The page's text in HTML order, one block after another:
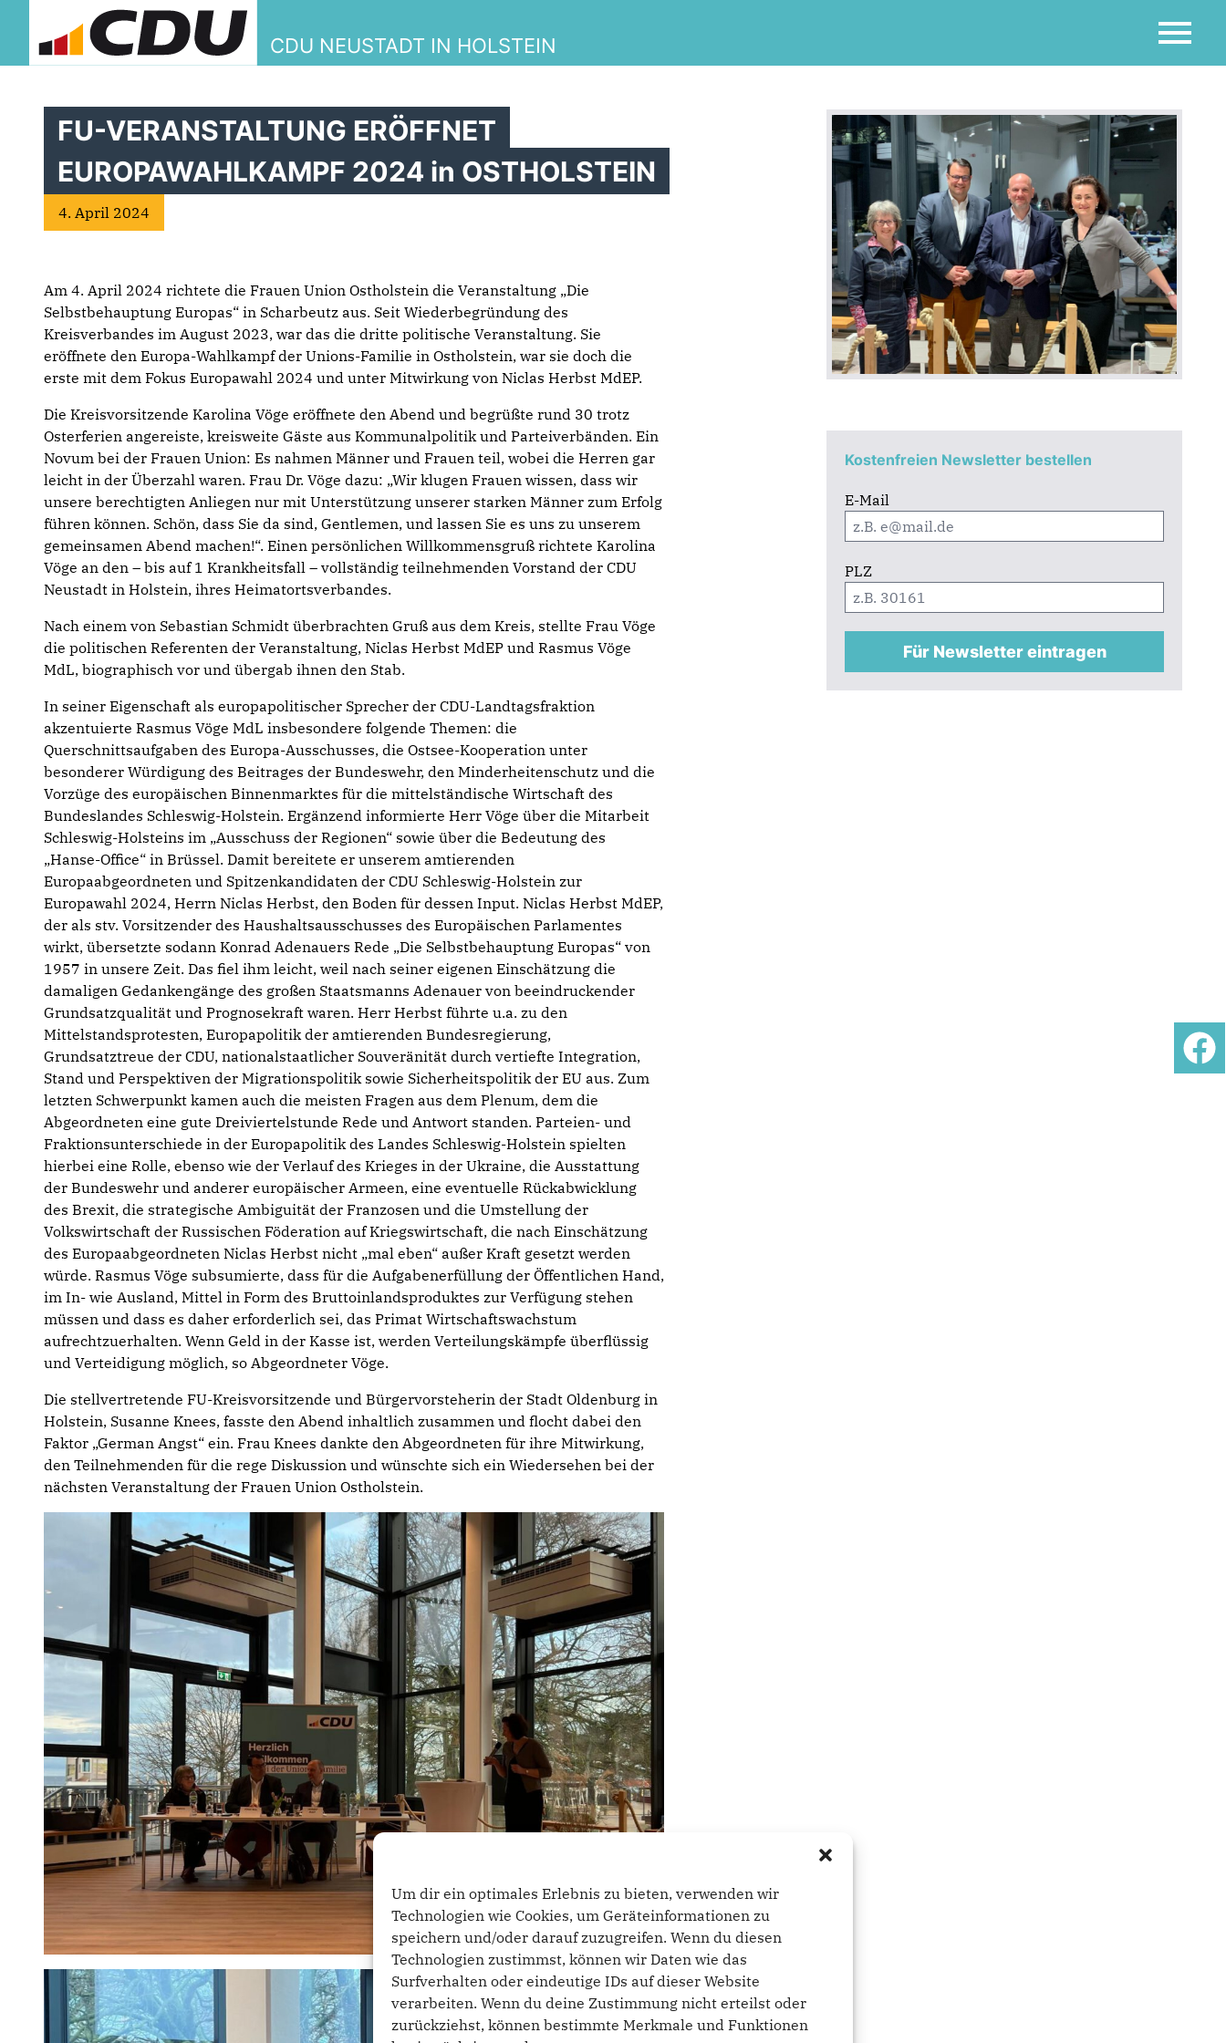
Um dir ein optimales Erlebnis zu bieten, verwenden wir
Technologien wie Cookies, um Geräteinformationen zu
speichern und/oder darauf zuzugreifen. Wenn du diesen
Technologien zustimmst, können wir Daten wie das
Surfverhalten oder eindeutige IDs auf dieser Website
verarbeiten. Wenn du deine Zustimmung nicht erteilst oder
zurückziehst, können bestimmte Merkmale und Funktionen
CDU NEUSTADT IN HOLSTEIN
Kostenfreien Newsletter bestellen
E-Mail
PLZ
Für Newsletter eintragen
FU-VERANSTALTUNG ERÖFFNET
EUROPAWAHLKAMPF 2024 in OSTHOLSTEIN
4. April 2024
Am 4. April 2024 richtete die Frauen Union Ostholstein die Veranstaltung „Die
Selbstbehauptung Europas“ in Scharbeutz aus. Seit Wiederbegründung des
Kreisverbandes im August 2023, war das die dritte politische Veranstaltung. Sie
eröffnete den Europa-Wahlkampf der Unions-Familie in Ostholstein, war sie doch die
erste mit dem Fokus Europawahl 2024 und unter Mitwirkung von Niclas Herbst MdEP.
Die Kreisvorsitzende Karolina Vöge eröffnete den Abend und begrüßte rund 30 trotz
Osterferien angereiste, kreisweite Gäste aus Kommunalpolitik und Parteiverbänden. Ein
Novum bei der Frauen Union: Es nahmen Männer und Frauen teil, wobei die Herren gar
leicht in der Überzahl waren. Frau Dr. Vöge dazu: „Wir klugen Frauen wissen, dass wir
unsere berechtigten Anliegen nur mit Unterstützung unserer starken Männer zum Erfolg
führen können. Schön, dass Sie da sind, Gentlemen, und lassen Sie es uns zu unserem
gemeinsamen Abend machen!“. Einen persönlichen Willkommensgruß richtete Karolina
Vöge an den – bis auf 1 Krankheitsfall – vollständig teilnehmenden Vorstand der CDU
Neustadt in Holstein, ihres Heimatortsverbandes.
Nach einem von Sebastian Schmidt überbrachten Gruß aus dem Kreis, stellte Frau Vöge
die politischen Referenten der Veranstaltung, Niclas Herbst MdEP und Rasmus Vöge
MdL, biographisch vor und übergab ihnen den Stab.
In seiner Eigenschaft als europapolitischer Sprecher der CDU-Landtagsfraktion
akzentuierte Rasmus Vöge MdL insbesondere folgende Themen: die
Querschnittsaufgaben des Europa-Ausschusses, die Ostsee-Kooperation unter
besonderer Würdigung des Beitrages der Bundeswehr, den Minderheitenschutz und die
Vorzüge des europäischen Binnenmarktes für die mittelständische Wirtschaft des
Bundeslandes Schleswig-Holstein. Ergänzend informierte Herr Vöge über die Mitarbeit
Schleswig-Holsteins im „Ausschuss der Regionen“ sowie über die Bedeutung des
„Hanse-Office“ in Brüssel. Damit bereitete er unserem amtierenden
Europaabgeordneten und Spitzenkandidaten der CDU Schleswig-Holstein zur
Europawahl 2024, Herrn Niclas Herbst, den Boden für dessen Input. Niclas Herbst MdEP,
der als stv. Vorsitzender des Haushaltsausschusses des Europäischen Parlamentes
wirkt, übersetzte sodann Konrad Adenauers Rede „Die Selbstbehauptung Europas“ von
1957 in unsere Zeit. Das fiel ihm leicht, weil nach seiner eigenen Einschätzung die
damaligen Gedankengänge des großen Staatsmanns Adenauer von beeindruckender
Grundsatzqualität und Prognosekraft waren. Herr Herbst führte u.a. zu den
Mittelstandsprotesten, Europapolitik der amtierenden Bundesregierung,
Grundsatztreue der CDU, nationalstaatlicher Souveränität durch vertiefte Integration,
Stand und Perspektiven der Migrationspolitik sowie Sicherheitspolitik der EU aus. Zum
letzten Schwerpunkt kamen auch die meisten Fragen aus dem Plenum, dem die
Abgeordneten eine gute Dreiviertelstunde Rede und Antwort standen. Parteien- und
Fraktionsunterschiede in der Europapolitik des Landes Schleswig-Holstein spielten
hierbei eine Rolle, ebenso wie der Verlauf des Krieges in der Ukraine, die Ausstattung
der Bundeswehr und anderer europäischer Armeen, eine eventuelle Rückabwicklung
des Brexit, die strategische Ambiguität der Franzosen und die Umstellung der
Volkswirtschaft der Russischen Föderation auf Kriegswirtschaft, die nach Einschätzung
des Europaabgeordneten Niclas Herbst nicht „mal eben“ außer Kraft gesetzt werden
würde. Rasmus Vöge subsumierte, dass für die Aufgabenerfüllung der Öffentlichen Hand,
im In- wie Ausland, Mittel in Form des Bruttoinlandsproduktes zur Verfügung stehen
müssen und dass es daher erforderlich sei, das Primat Wirtschaftswachstum
aufrechtzuerhalten. Wenn Geld in der Kasse ist, werden Verteilungskämpfe überflüssig
und Verteidigung möglich, so Abgeordneter Vöge.
Die stellvertretende FU-Kreisvorsitzende und Bürgervorsteherin der Stadt Oldenburg in
Holstein, Susanne Knees, fasste den Abend inhaltlich zusammen und flocht dabei den
Faktor „German Angst“ ein. Frau Knees dankte den Abgeordneten für ihre Mitwirkung,
den Teilnehmenden für die rege Diskussion und wünschte sich ein Wiedersehen bei der
nächsten Veranstaltung der Frauen Union Ostholstein.